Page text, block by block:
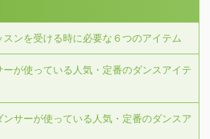
ンを受ける時に必要な６つのアイテム
ーが使っている人気・定番のダンスアイテ
ンサーが使っている人気・定番のダンスア